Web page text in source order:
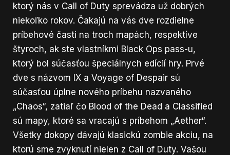
ktorý nás v Call of Duty sprevádza už dobrých
niekoľko rokov. Čakajú na vás dve rozdielne
príbehové časti na troch mapách, respektíve
štyroch, ak ste vlastníkmi Black Ops pass-u,
ktorý bol súčasťou špeciálnych edícií hry. Prvé
dve s názvom IX a Voyage of Despair sú
súčasťou úplne nového príbehu nazvaného
„Chaos“, zatiaľ čo Blood of the Dead a Classified
sú mapy, ktoré sa vracajú s príbehom „Aether“.
Všetky dokopy dávajú klasickú zombie akciu, na
ktorú sme zvyknutí nielen z Call of Duty. Vašou